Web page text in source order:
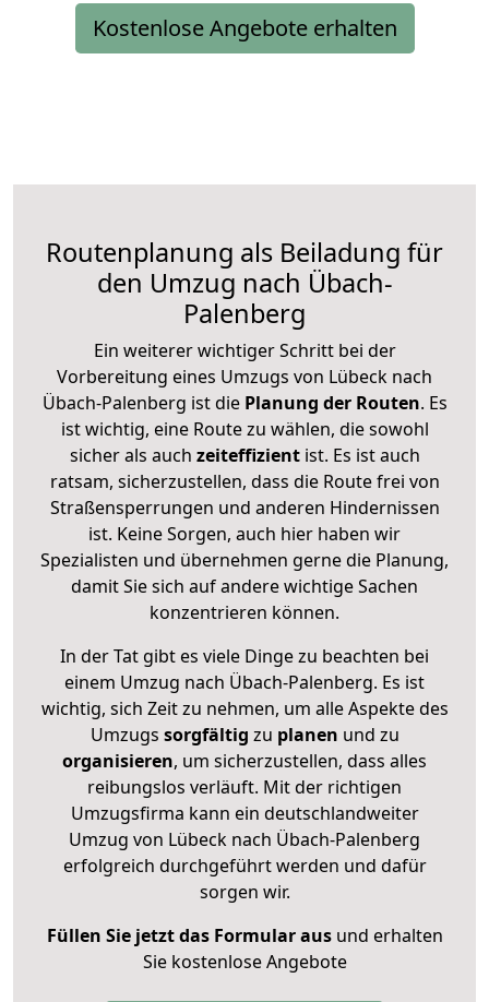
Kostenlose Angebote erhalten
Routenplanung als Beiladung für
den Umzug nach Übach-
Palenberg
Ein weiterer wichtiger Schritt bei der
Vorbereitung eines Umzugs von Lübeck nach
Übach-Palenberg ist diePlanung der Routen. Es
ist wichtig, eine Route zu wählen, die sowohl
sicher als auch zeiteffizientist. Es ist auch
ratsam, sicherzustellen, dass die Route frei von
Straßensperrungen und anderen Hindernissen
ist. Keine Sorgen, auch hier haben wir
Spezialisten und übernehmen gerne die Planung,
damit Sie sich auf andere wichtige Sachen
konzentrieren können.
In der Tat gibt es viele Dinge zu beachten bei
einem Umzug nach Übach-Palenberg. Es ist
wichtig, sich Zeit zu nehmen, um alle Aspekte des
Umzugs sorgfältig zu planen und zu
organisieren, um sicherzustellen, dass alles
reibungslos verläuft. Mit der richtigen
Umzugsfirma kann ein deutschlandweiter
Umzug von Lübeck nach Übach-Palenberg
erfolgreich durchgeführt werden und dafür
sorgen wir.
Füllen Sie jetzt das Formular ausund erhalten
Sie kostenlose Angebote